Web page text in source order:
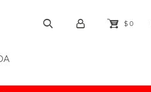
$ 0